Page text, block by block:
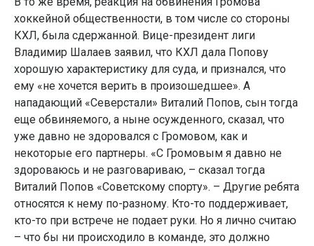
хоккейной общественности, в том числе со стороны
КХЛ, была сдержанной. Вице-президент лиги
Владимир Шалаев заявил, что КХЛ дала Попову
хорошую характеристику для суда, и признался, что
ему «не хочется верить в произошедшее». А
нападающий «Северстали» Виталий Попов, сын тогда
еще обвиняемого, а ныне осужденного, сказал, что
уже давно не здоровался с Громовом, как и
некоторые его партнеры. «С Громовым я давно не
здороваюсь и не разговариваю, – сказал тогда
Виталий Попов «Советскому спорту». – Другие ребята
относятся к нему по-разному. Кто-то поддерживает,
кто-то при встрече не подает руки. Но я лично считаю
– что бы ни происходило в команде, это должно